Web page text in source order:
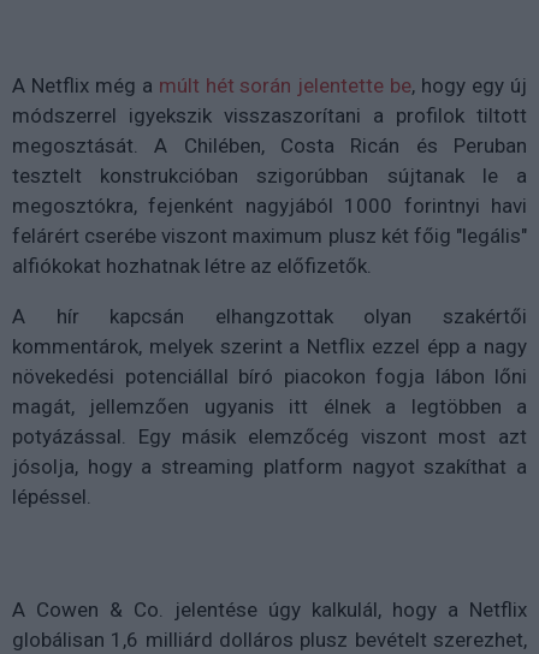
A Netflix még a múlt hét során jelentette be, hogy egy új
módszerrel igyekszik visszaszorítani a profilok tiltott
megosztását. A Chilében, Costa Ricán és Peruban
tesztelt konstrukcióban szigorúbban sújtanak le a
megosztókra, fejenként nagyjából 1000 forintnyi havi
felárért cserébe viszont maximum plusz két főig "legális"
alfiókokat hozhatnak létre az előfizetők.
A hír kapcsán elhangzottak olyan szakértői
kommentárok, melyek szerint a Netflix ezzel épp a nagy
növekedési potenciállal bíró piacokon fogja lábon lőni
magát, jellemzően ugyanis itt élnek a legtöbben a
potyázással. Egy másik elemzőcég viszont most azt
jósolja, hogy a streaming platform nagyot szakíthat a
lépéssel.
A Cowen & Co. jelentése úgy kalkulál, hogy a Netflix
globálisan 1,6 milliárd dolláros plusz bevételt szerezhet,